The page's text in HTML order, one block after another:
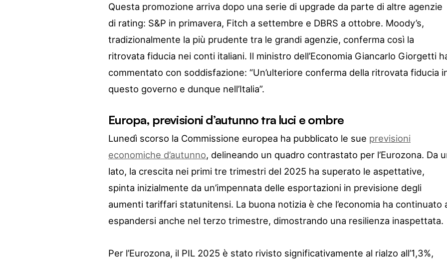
Questa promozione arriva dopo una serie di upgrade da parte di altre agenzie
di rating: S&P in primavera, Fitch a settembre e DBRS a ottobre. Moody’s,
tradizionalmente la più prudente tra le grandi agenzie, conferma così la
ritrovata fiducia nei conti italiani. Il ministro dell’Economia Giancarlo Giorgetti
commentato con soddisfazione: “Un’ulteriore conferma della ritrovata fiducia
questo governo e dunque nell’Italia”.
Europa, previsioni d’autunno tra luci e ombre
Lunedì scorso la Commissione europea ha pubblicato le sue previsioni
economiche d’autunno, delineando un quadro contrastato per l’Eurozona. Da
lato, la crescita nei primi tre trimestri del 2025 ha superato le aspettative,
spinta inizialmente da un’impennata delle esportazioni in previsione degli
aumenti tariffari statunitensi. La buona notizia è che l’economia ha continuato
espandersi anche nel terzo trimestre, dimostrando una resilienza inaspettata.
Per l’Eurozona, il PIL 2025 è stato rivisto significativamente al rialzo all’1,3%,